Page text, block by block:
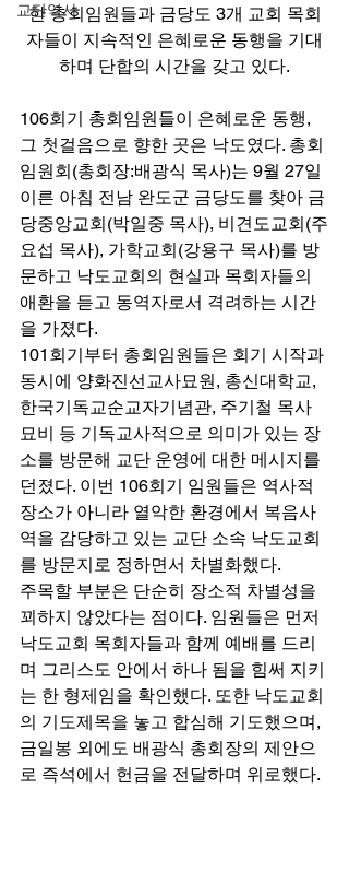
교단역사
한 총회임원들과 금당도 3개 교회 목회
자들이 지속적인 은혜로운 동행을 기대
하며 단합의 시간을 갖고 있다.
106회기 총회임원들이 은혜로운 동행,
그 첫걸음으로 향한 곳은 낙도였다. 총회
임원회(총회장:배광식 목사)는 9월 27일
이른 아침 전남 완도군 금당도를 찾아 금
당중앙교회(박일중 목사), 비견도교회(주
요섭 목사), 가학교회(강용구 목사)를 방
문하고 낙도교회의 현실과 목회자들의
애환을 듣고 동역자로서 격려하는 시간
을 가졌다.
101회기부터 총회임원들은 회기 시작과
동시에 양화진선교사묘원, 총신대학교,
한국기독교순교자기념관, 주기철 목사
묘비 등 기독교사적으로 의미가 있는 장
소를 방문해 교단 운영에 대한 메시지를
던졌다. 이번 106회기 임원들은 역사적
장소가 아니라 열악한 환경에서 복음사
역을 감당하고 있는 교단 소속 낙도교회
를 방문지로 정하면서 차별화했다.
주목할 부분은 단순히 장소적 차별성을
꾀하지 않았다는 점이다. 임원들은 먼저
낙도교회 목회자들과 함께 예배를 드리
며 그리스도 안에서 하나 됨을 힘써 지키
는 한 형제임을 확인했다. 또한 낙도교회
의 기도제목을 놓고 합심해 기도했으며,
금일봉 외에도 배광식 총회장의 제안으
로 즉석에서 헌금을 전달하며 위로했다.